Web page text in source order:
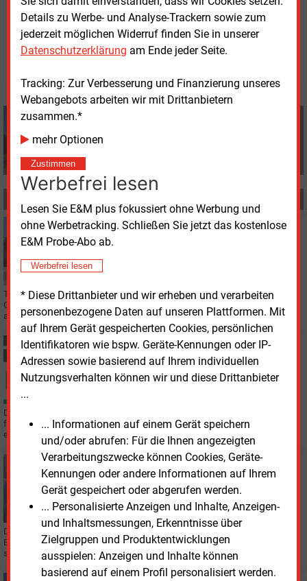
Details zu Werbe- und Analyse-Trackern sowie zum
jederzeit möglichen Widerruf finden Sie in unserer
Datenschutzerklärung am Ende jeder Seite.
Tracking: Zur Verbesserung und Finanzierung unseres
Webangebots arbeiten wir mit Drittanbietern
zusammen.*
mehr Optionen
Zustimmen
Werbefrei lesen
Lesen Sie E&M plus fokussiert ohne Werbung und
ohne Werbetracking. Schließen Sie jetzt das kostenlose
E&M Probe-Abo ab.
Werbefrei lesen
* Diese Drittanbieter und wir erheben und verarbeiten
personenbezogene Daten auf unseren Plattformen. Mit
auf Ihrem Gerät gespeicherten Cookies, persönlichen
Identifikatoren wie bspw. Geräte-Kennungen oder IP-
Adressen sowie basierend auf Ihrem individuellen
Nutzungsverhalten können wir und diese Drittanbieter
...
... Informationen auf einem Gerät speichern
und/oder abrufen: Für die Ihnen angezeigten
Verarbeitungszwecke können Cookies, Geräte-
Kennungen oder andere Informationen auf Ihrem
Gerät gespeichert oder abgerufen werden.
... Personalisierte Anzeigen und Inhalte, Anzeigen-
und Inhaltsmessungen, Erkenntnisse über
Zielgruppen und Produktentwicklungen
ausspielen: Anzeigen und Inhalte können
basierend auf einem Profil personalisiert werden.
Montag, 2.03.2026, 14:45 Uhr
Manfred Fischer
© 2026 Energie & Management GmbH
Mittwoch, 8.07.2026, 17:16
BILANZ
Trotz eines rückläufigen Umsatzes haben die Stadtwerke Düsseldorf das
Geschäftsjahr 2025 mit einem leicht verbesserten Jahresüberschuss
abgeschlossen.
Donnerstag, 26.03.2026, 17:06
ELEKTROFAHRZEUGE
Strom nachladen im Westmünsterland wird
Der Strom wird günstiger – zumindest bei einigen Anbietern von Ladeenergie
für Elektroautos. Im Westmünsterland offerieren nun mehrere Versorger
einen gemeinsamen Tarif.
Mittwoch, 25.03.2026, 10:03
ELEKTROFAHRZEUGE
Augsburgs Versorger lockt mit billigerem Autostrom
Doppelt so viele Ladepunkte wie bisher wollen die Stadtwerke Augsburg
Ende des Jahres im Angebot haben. Außerdem senkt der Versorger an
seinen Säulen den Strompreis für E-Autos.